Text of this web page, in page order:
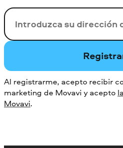
Su correo electrónico
Al registrarme, acepto recibir
marketing de Movavi y acepto
Movavi.